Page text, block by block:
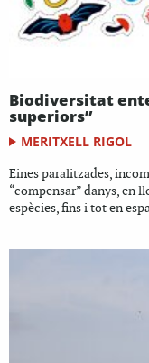
Biodiversitat
superiors”
MERITXELL RIGOL
Eines paralitzades,
“compensar” danys, en
espècies, fins i tot en